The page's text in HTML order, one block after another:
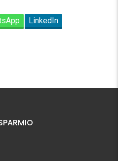
LinkedIn